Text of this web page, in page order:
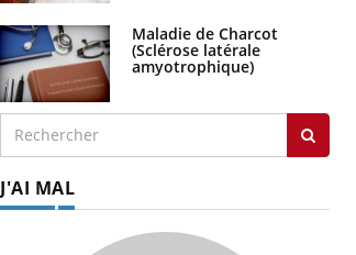
Maladie de Charcot
(Sclérose latérale
amyotrophique)
J'AI MAL